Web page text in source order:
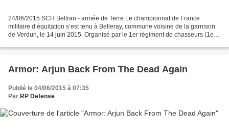
24/06/2015 SCH Beltran - armée de Terre Le championnat de France
militaire d’équitation s’est tenu à Belleray, commune voisine de la garnison
de Verdun, le 14 juin 2015. Organisé par le 1er régiment de chasseurs (1er
Armor: Arjun Back From The Dead Again
Publié le 04/06/2015 à 07:35
Par RP Defense